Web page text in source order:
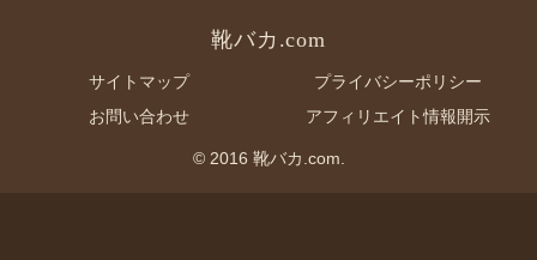
靴バカ.com
サイトマップ
プライバシーポリシー
お問い合わせ
アフィリエイト情報開示
© 2016 靴バカ.com.